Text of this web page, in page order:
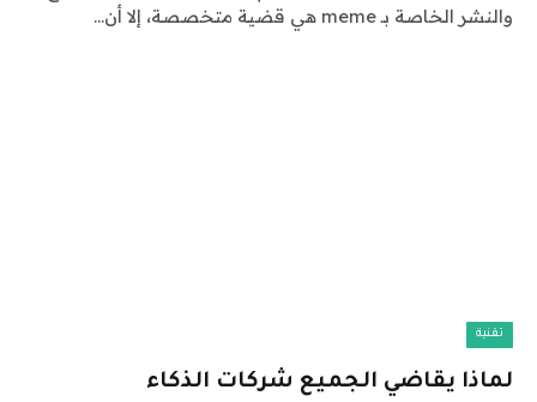
والنشر الخاصة بـ meme هي قضية متخصصة، إلا أن…
تقنية
لماذا يقاضي الجميع شركات الذكاء